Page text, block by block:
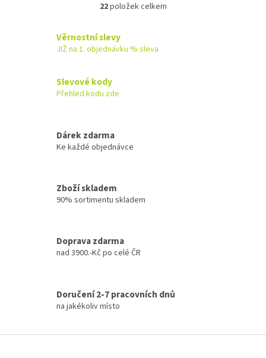
O
á
d
y
s
22položek celkem
Věrnostní slevy
JIŽ na 1. objednávku % sleva
Slevové kody
Přehled kodu zde
Dárek zdarma
Ke každé objednávce
Zboží skladem
90% sortimentu skladem
Doprava zdarma
nad 3900.-Kč po celé ČR
Doručení 2-7 pracovních dnů
na jakékoliv místo
Z